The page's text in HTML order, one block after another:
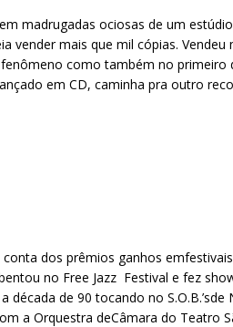
madrugadas ociosas de um
vender mais que mil cópias. Vendeu
como também no primeiro
em CD, caminha pra outro
conta dos prêmios ganhos
no Free Jazz Festival e fez
de 90 tocando no S.O.B.’sde
a Orquestra deCâmara do Teatro